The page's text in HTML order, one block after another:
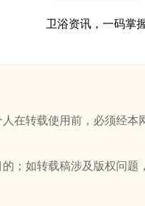
卫浴资讯，一码掌
在转载使用前，必须经
；如转载稿涉及版权问